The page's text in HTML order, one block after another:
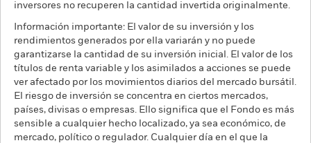
inversores no recuperen la cantidad invertida originalmente.
Información importante: El valor de su inversión y los
rendimientos generados por ella variarán y no puede
garantizarse la cantidad de su inversión inicial. El valor de los
títulos de renta variable y los asimilados a acciones se puede
ver afectado por los movimientos diarios del mercado bursátil.
El riesgo de inversión se concentra en ciertos mercados,
países, divisas o empresas. Ello significa que el Fondo es más
sensible a cualquier hecho localizado, ya sea económico, de
mercado, político o regulador. Cualquier día en el que la